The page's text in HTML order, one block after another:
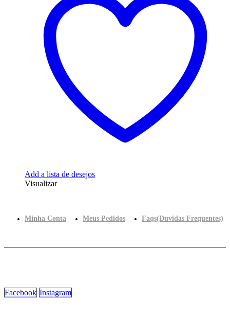
Add a lista de desejos
Visualizar
Minha Conta Meus Pedidos Faqs(Duvidas Frequentes)
Facebook Instagram